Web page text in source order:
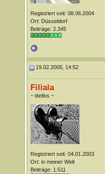
Registriert seit: 08.06.2004
Ort: Düsseldorf
Beiträge: 2.345
19.02.2005, 14:52
Filiala
~ titellos ~
Registriert seit: 04.01.2003
Ort: in meiner Welt
Beiträge: 1.511